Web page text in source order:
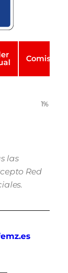
Comisión
1%
las
Red